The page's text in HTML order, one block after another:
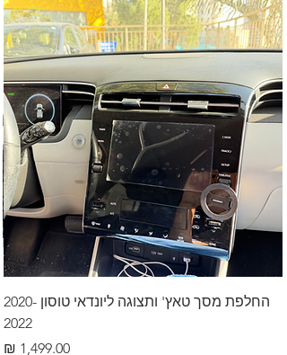
החלפת מסך טאץ' ותצוגה ליונדאי טוסון 2020-
2022
מחיר